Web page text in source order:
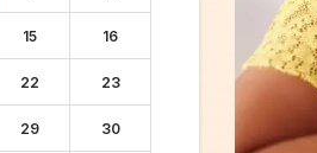
15 16
22 23
29 30